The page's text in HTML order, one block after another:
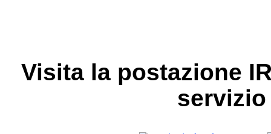
Visita la postazione